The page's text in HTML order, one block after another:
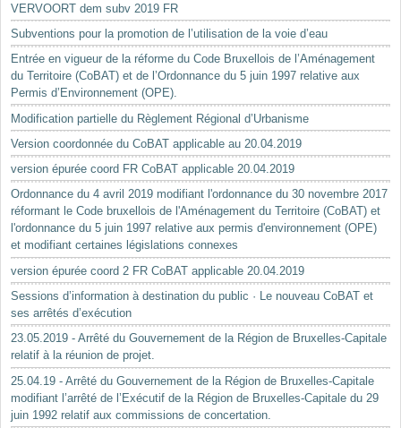
VERVOORT dem subv 2019 FR
Subventions pour la promotion de l’utilisation de la voie d’eau
Entrée en vigueur de la réforme du Code Bruxellois de l’Aménagement
du Territoire (CoBAT) et de l’Ordonnance du 5 juin 1997 relative aux
Permis d’Environnement (OPE).
Modification partielle du Règlement Régional d’Urbanisme
Version coordonnée du CoBAT applicable au 20.04.2019
version épurée coord FR CoBAT applicable 20.04.2019
Ordonnance du 4 avril 2019 modifiant l'ordonnance du 30 novembre 2017
réformant le Code bruxellois de l'Aménagement du Territoire (CoBAT) et
l'ordonnance du 5 juin 1997 relative aux permis d'environnement (OPE)
et modifiant certaines législations connexes
version épurée coord 2 FR CoBAT applicable 20.04.2019
Sessions d’information à destination du public · Le nouveau CoBAT et
ses arrêtés d’exécution
23.05.2019 - Arrêté du Gouvernement de la Région de Bruxelles-Capitale
relatif à la réunion de projet.
25.04.19 - Arrêté du Gouvernement de la Région de Bruxelles-Capitale
modifiant l’arrêté de l’Exécutif de la Région de Bruxelles-Capitale du 29
juin 1992 relatif aux commissions de concertation.